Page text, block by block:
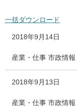
一括ダウンロード
2018年9月14日
産業・仕事 市政情報
2018年9月13日
産業・仕事 市政情報